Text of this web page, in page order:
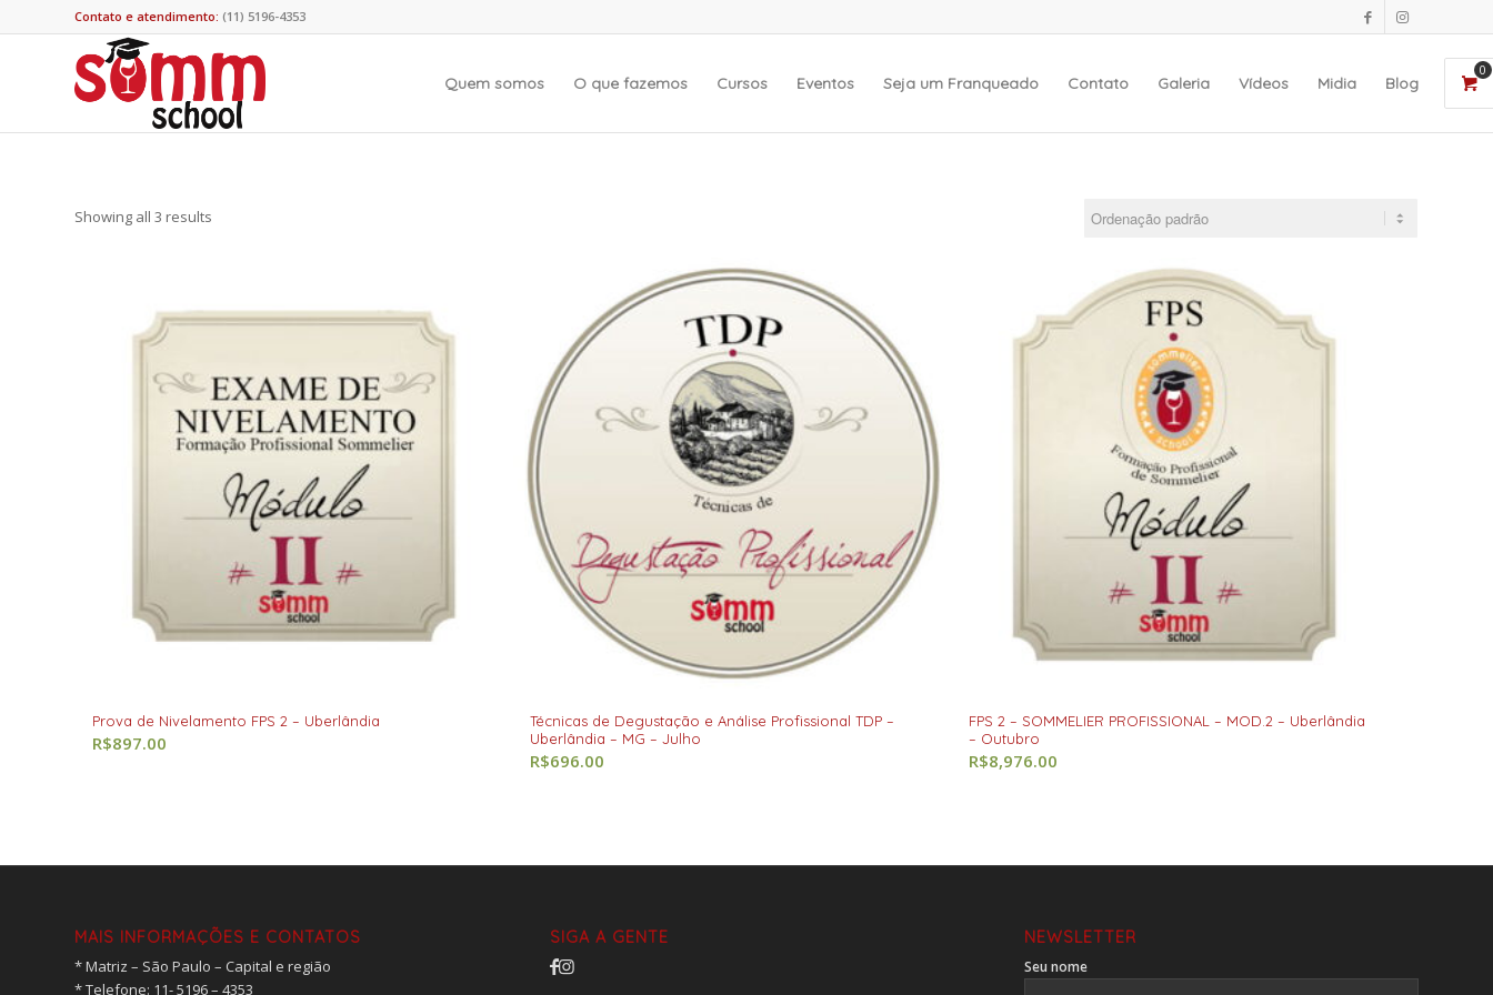
Contato e atendimento: (11) 5196-4353
0
Quem somos O que fazemos Cursos Eventos Seja um Franqueado Contato Galeria Vídeos Midia Blog
Showing all 3 results
Prova de Nivelamento FPS 2 – Uberlândia
R$897.00
Técnicas de Degustação e Análise Profissional TDP –
Uberlândia – MG – Julho
R$696.00
FPS 2 – SOMMELIER PROFISSIONAL – MOD.2 – Uberlândia
– Outubro
R$8,976.00
MAIS INFORMAÇÕES E CONTATOS
* Matriz – São Paulo – Capital e região
* ⁠Telefone: 11- 5196 – 4353
SIGA A GENTE NEWSLETTER
Seu nome